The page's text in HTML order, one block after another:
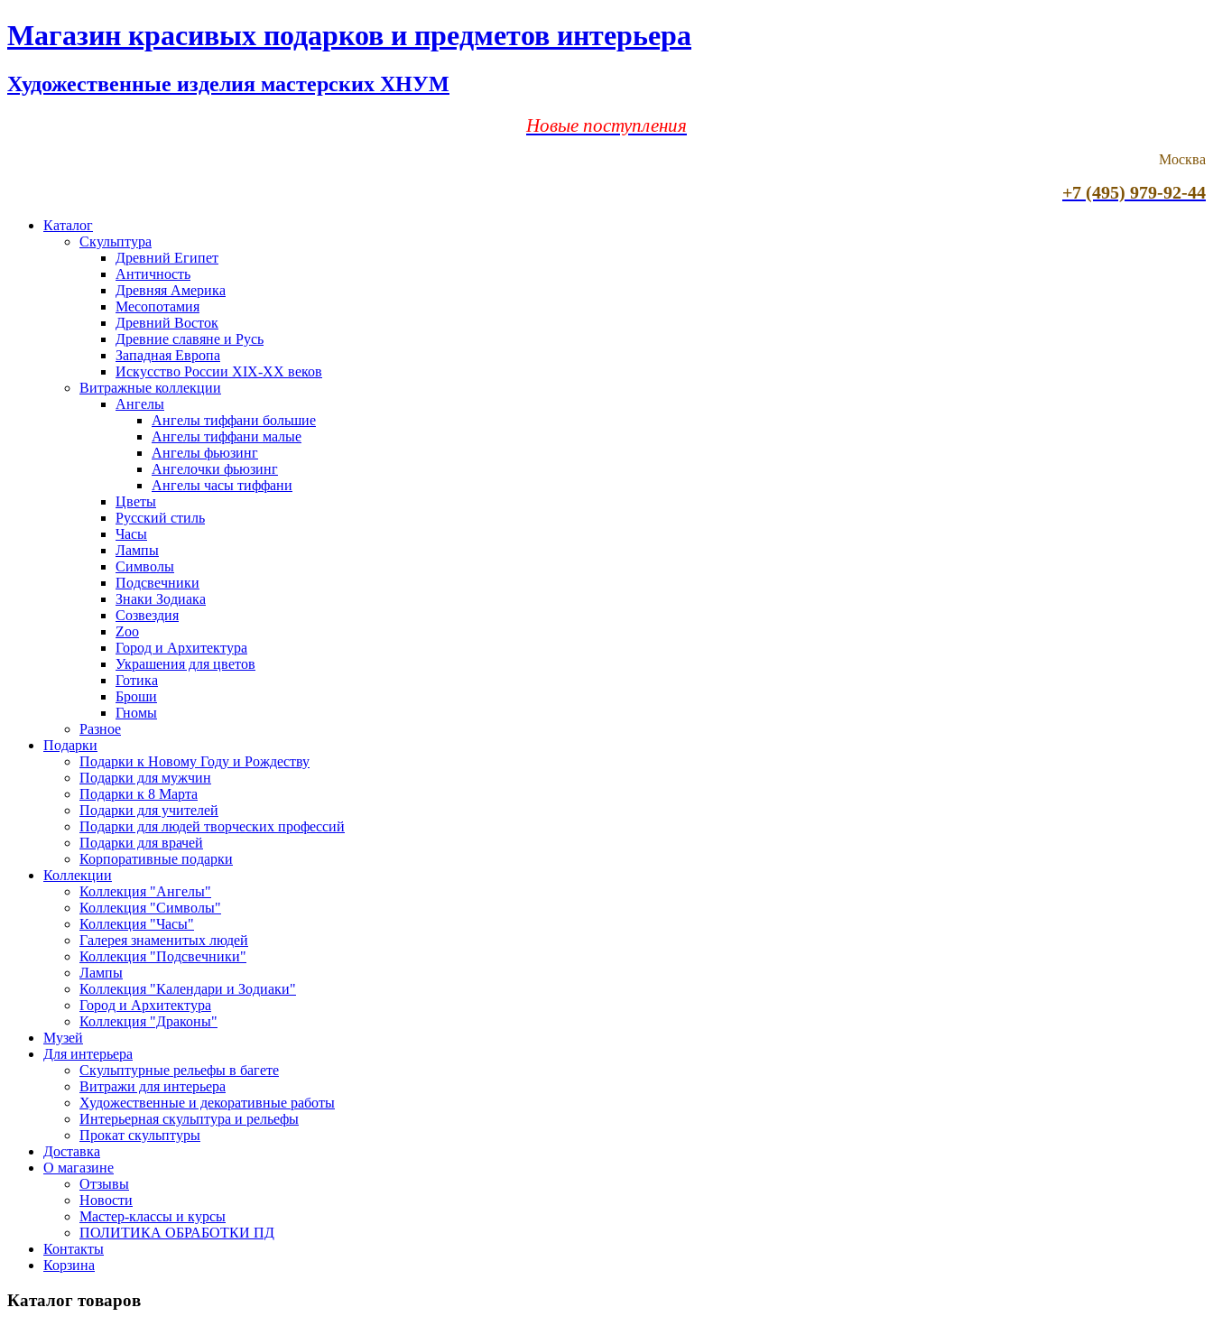
Магазин красивых подарков и предметов интерьера
Художественные изделия мастерских ХНУМ
Новые поступления
Москва
+7 (495) 979-92-44
Каталог
Скульптура
Древний Египет
Античность
Древняя Америка
Месопотамия
Древний Восток
Древние славяне и Русь
Западная Европа
Искусство России XIX-XX веков
Витражные коллекции
Ангелы
Ангелы тиффани большие
Ангелы тиффани малые
Ангелы фьюзинг
Ангелочки фьюзинг
Ангелы часы тиффани
Цветы
Русский стиль
Часы
Лампы
Символы
Подсвечники
Знаки Зодиака
Созвездия
Zoo
Город и Архитектура
Украшения для цветов
Готика
Броши
Гномы
Разное
Подарки
Подарки к Новому Году и Рождеству
Подарки для мужчин
Подарки к 8 Марта
Подарки для учителей
Подарки для людей творческих профессий
Подарки для врачей
Корпоративные подарки
Коллекции
Коллекция "Ангелы"
Коллекция "Символы"
Коллекция "Часы"
Галерея знаменитых людей
Коллекция "Подсвечники"
Лампы
Коллекция "Календари и Зодиаки"
Город и Архитектура
Коллекция "Драконы"
Музей
Для интерьера
Скульптурные рельефы в багете
Витражи для интерьера
Художественные и декоративные работы
Интерьерная скульптура и рельефы
Прокат скульптуры
Доставка
О магазине
Отзывы
Новости
Мастер-классы и курсы
ПОЛИТИКА ОБРАБОТКИ ПД
Контакты
Корзина
Каталог товаров